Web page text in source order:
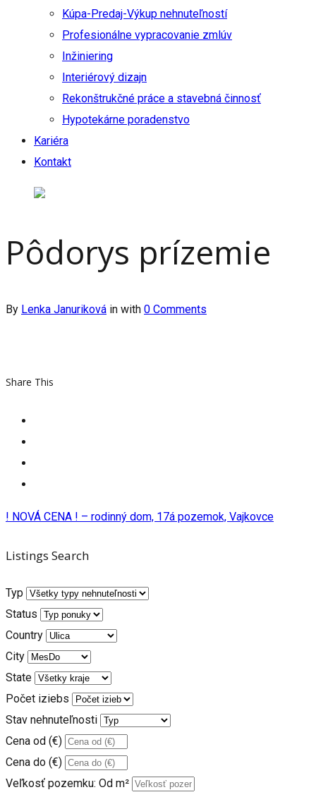
Kúpa-Predaj-Výkup nehnuteľností
Profesionálne vypracovanie zmlúv
Inžiniering
Interiérový dizajn
Rekonštrukčné práce a stavebná činnosť
Hypotekárne poradenstvo
Kariéra
Kontakt
Pôdorys prízemie
By Lenka Januriková in with 0 Comments
Share This
! NOVÁ CENA ! – rodinný dom, 17á pozemok, Vajkovce
Listings Search
Typ
Status
Country
City
State
Počet iziebs
Stav nehnuteľnosti
Cena od (€)
Cena do (€)
Veľkosť pozemku: Od m²